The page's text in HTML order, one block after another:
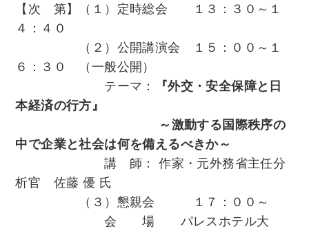
【次 第】（１）定時総会 １３：３０～１
４：４０
（２）公開講演会 １５：００～１
６：３０ （一般公開）
テーマ：
『外交・安全保障と日
本経済の行方』
～激動する国際秩序の
中で企業と社会は何を備えるべきか～
講 師： 作家・元外務省主任分
析官 佐藤 優 氏
（３）懇親会 １７：００～
会 場 パレスホテル大